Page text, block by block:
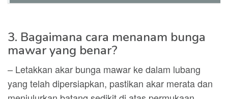
3. Bagaimana cara menanam bunga
mawar yang benar?
– Letakkan akar bunga mawar ke dalam lubang
yang telah dipersiapkan, pastikan akar merata dan